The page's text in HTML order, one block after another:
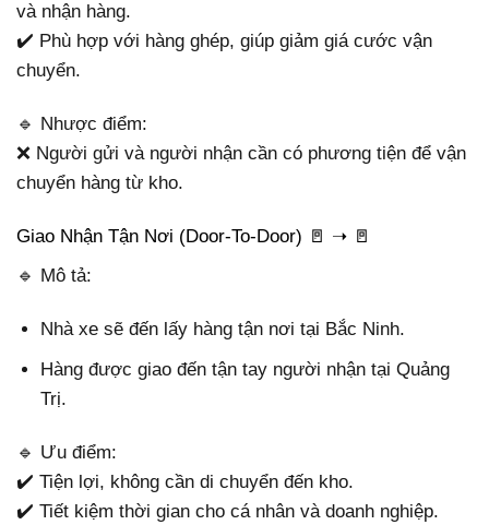
và nhận hàng.
✔️ Phù hợp với hàng ghép, giúp giảm giá cước vận
chuyển.
🔹 Nhược điểm:
❌ Người gửi và người nhận cần có phương tiện để vận
chuyển hàng từ kho.
Giao Nhận Tận Nơi (Door-To-Door) 🚪 ➝ 🚪
🔹 Mô tả:
Nhà xe sẽ đến lấy hàng tận nơi tại Bắc Ninh.
Hàng được giao đến tận tay người nhận tại Quảng
Trị.
🔹 Ưu điểm:
✔️ Tiện lợi, không cần di chuyển đến kho.
✔️ Tiết kiệm thời gian cho cá nhân và doanh nghiệp.